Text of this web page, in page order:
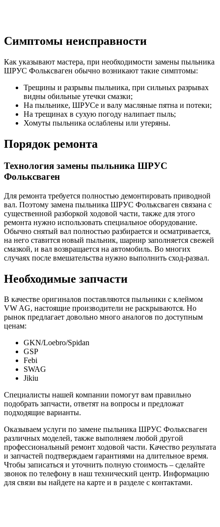
Симптомы неисправности
Как указывают мастера, при необходимости замены пыльника
ШРУС Фольксваген обычно возникают такие симптомы:
Трещины и разрывы пыльника, при сильных разрывах
видны обильные утечки смазки;
На пыльнике, ШРУСе и валу масляные пятна и потеки;
На трещинах в сухую погоду налипает пыль;
Хомуты пыльника ослаблены или утеряны.
Порядок ремонта
Технология замены пыльника ШРУС
Фольксваген
Для ремонта требуется полностью демонтировать приводной
вал. Поэтому замена пыльника ШРУС Фольксваген связана с
существенной разборкой ходовой части, также для этого
ремонта нужно использовать специальное оборудование.
Обычно снятый вал полностью разбирается и осматривается,
на него ставится новый пыльник, шарнир заполняется свежей
смазкой, и вал возвращается на автомобиль. Во многих
случаях после вмешательства нужно выполнить сход-развал.
Необходимые запчасти
В качестве оригиналов поставляются пыльники с клеймом
VW AG, настоящие производители не раскрываются. Но
рынок предлагает довольно много аналогов по доступным
ценам:
GKN/Loebro/Spidan
GSP
Febi
SWAG
Jikiu
Специалисты нашей компании помогут вам правильно
подобрать запчасти, ответят на вопросы и предложат
подходящие варианты.
Оказываем услуги по замене пыльника ШРУС Фольксваген
различных моделей, также выполняем любой другой
профессиональный ремонт ходовой части. Качество результата
и запчастей подтверждаем гарантиями на длительное время.
Чтобы записаться и уточнить полную стоимость – сделайте
звонок по телефону в наш технический центр. Информацию
для связи вы найдете на карте и в разделе с контактами.